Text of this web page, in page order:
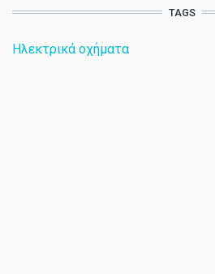
TAGS
Ηλεκτρικά οχήματα